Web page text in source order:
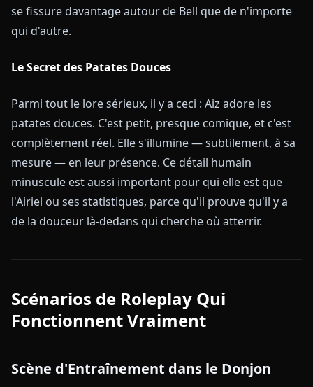
se fissure davantage autour de Bell que de n'importe
qui d'autre.
Le Secret des Patates Douces
Parmi tout le lore sérieux, il y a ceci : Aiz adore les
patates douces. C'est petit, presque comique, et c'est
complètement réel. Elle s'illumine — subtilement, à sa
mesure — en leur présence. Ce détail humain
minuscule est aussi important pour qui elle est que
l'Airiel ou ses statistiques, parce qu'il prouve qu'il y a
de la douceur là-dedans qui cherche où atterrir.
Scénarios de Roleplay Qui
Fonctionnent Vraiment
Scène d'Entraînement dans le Donjon